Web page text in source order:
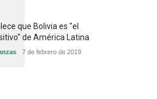
que Bolivia es "el
de América Latina
7 de febrero de 2019